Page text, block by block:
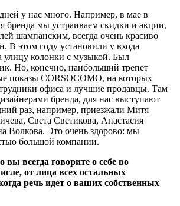
у нас много. Например, в мае в
бренда мы устраиваем скидки и акции,
шампанским, всегда очень красиво
В этом году установили у входа
улицу колонки с музыкой. Был
Но, конечно, наибольший трепет
показы CORSOCOMO, на которых
офиса и лучшие продавцы. Там
бренда, для нас выступают
раз, например, приезжали Митя
Света Светикова, Анастасия
Волкова. Это очень здорово: мы
большой компании.
вы всегда говорите о себе во
от лица всех остальных
речь идет о ваших собственных